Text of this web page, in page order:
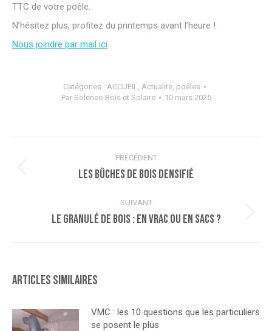
TTC de votre poêle.
N’hésitez plus, profitez du printemps avant l’heure !
Nous joindre par mail ici
Catégories : ACCUEIL Actualite, poêles
Par Soleneo Bois et Solaire 10 mars 2025
PRÉCÉDENT
Article
:
Les bûches de bois densifié
SUIVANT
Article
Le granulé de bois : en vrac ou en sacs ?
Articles similaires
VMC : les 10 questions que les particuliers
se posent le plus